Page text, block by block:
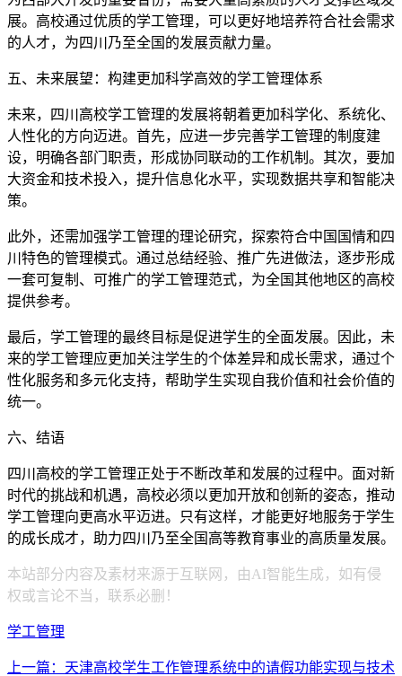
展。高校通过优质的学工管理，可以更好地培养符合社会需求
的人才，为四川乃至全国的发展贡献力量。
五、未来展望：构建更加科学高效的学工管理体系
未来，四川高校学工管理的发展将朝着更加科学化、系统化、
人性化的方向迈进。首先，应进一步完善学工管理的制度建
设，明确各部门职责，形成协同联动的工作机制。其次，要加
大资金和技术投入，提升信息化水平，实现数据共享和智能决
策。
此外，还需加强学工管理的理论研究，探索符合中国国情和四
川特色的管理模式。通过总结经验、推广先进做法，逐步形成
一套可复制、可推广的学工管理范式，为全国其他地区的高校
提供参考。
最后，学工管理的最终目标是促进学生的全面发展。因此，未
来的学工管理应更加关注学生的个体差异和成长需求，通过个
性化服务和多元化支持，帮助学生实现自我价值和社会价值的
统一。
六、结语
四川高校的学工管理正处于不断改革和发展的过程中。面对新
时代的挑战和机遇，高校必须以更加开放和创新的姿态，推动
学工管理向更高水平迈进。只有这样，才能更好地服务于学生
的成长成才，助力四川乃至全国高等教育事业的高质量发展。
本站部分内容及素材来源于互联网，由AI智能生成，如有侵
权或言论不当，联系必删！
学工管理
上一篇：天津高校学生工作管理系统中的请假功能实现与技术